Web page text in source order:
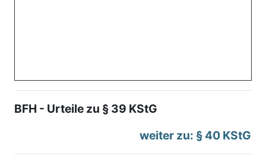
BFH - Urteile zu § 39 KStG
weiter zu: § 40 KStG